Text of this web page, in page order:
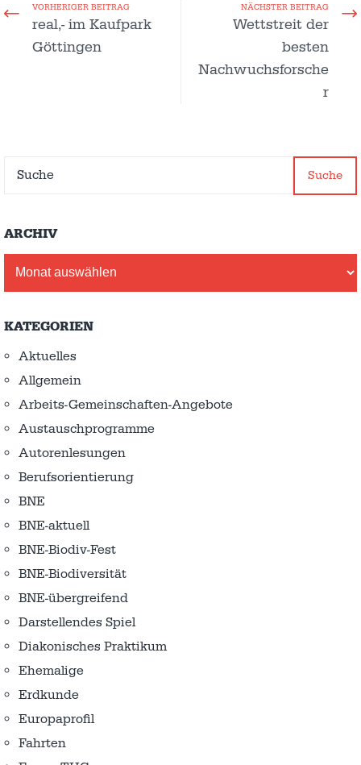
VORHERIGER BEITRAG
real,- im Kaufpark
Göttingen
NÄCHSTER BEITRAG
Wettstreit der
besten
Nachwuchsforsche
r
Suche
ARCHIV
KATEGORIEN
Aktuelles
Allgemein
Arbeits-Gemeinschaften-Angebote
Austausch­programme
Autorenlesungen
Berufsorientierung
BNE
BNE-aktuell
BNE-Biodiv-Fest
BNE-Biodiversität
BNE-übergreifend
Darstellendes Spiel
Diakonisches Praktikum
Ehemalige
Erdkunde
Europaprofil
Fahrten